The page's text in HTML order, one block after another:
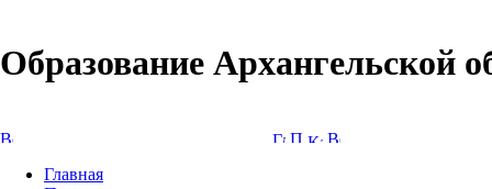
Образование Архангельской
Главная